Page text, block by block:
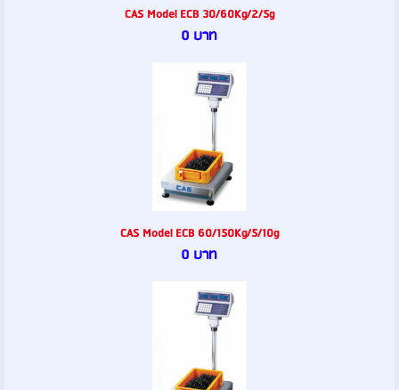
CAS Model ECB 30/60Kg/2/5g
0 บาท
CAS Model ECB 60/150Kg/5/10g
0 บาท